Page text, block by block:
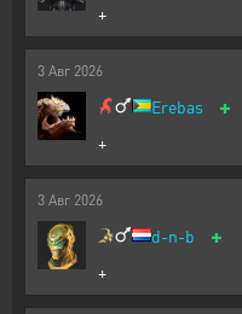
+
3 Авг 2026
Erebas +
+
3 Авг 2026
d-n-b +
+